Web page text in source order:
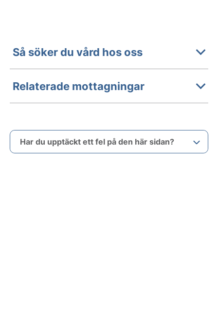
Så söker du vård hos oss
Relaterade mottagningar
Har du upptäckt ett fel på den här sidan?